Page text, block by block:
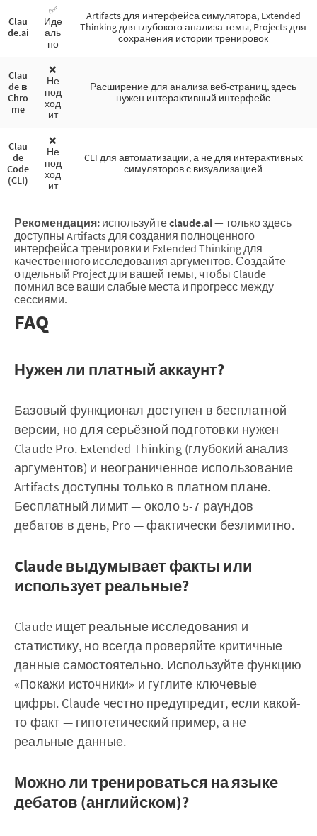
Clau
de.ai
✅
Иде
аль
но
Artifacts для интерфейса симулятора, Extended
Thinking для глубокого анализа темы, Projects для
сохранения истории тренировок
Clau
de в
Chro
me
❌
Не
под
ход
ит
Расширение для анализа веб-страниц, здесь
нужен интерактивный интерфейс
Clau
de
Code
(CLI)
❌
Не
под
ход
ит
CLI для автоматизации, а не для интерактивных
симуляторов с визуализацией
Рекомендация: используйтеclaude.ai — только здесь
доступны Artifacts для создания полноценного
интерфейса тренировки и Extended Thinking для
качественного исследования аргументов. Создайте
отдельный Project для вашей темы, чтобы Claude
помнил все ваши слабые места и прогресс между
сессиями.
FAQ
Нужен ли платный аккаунт?
Базовый функционал доступен в бесплатной
версии, но для серьёзной подготовки нужен
Claude Pro. Extended Thinking (глубокий анализ
аргументов) и неограниченное использование
Artifacts доступны только в платном плане.
Бесплатный лимит — около 5-7 раундов
дебатов в день, Pro — фактически безлимитно.
Claude выдумывает факты или
использует реальные?
Claude ищет реальные исследования и
статистику, но всегда проверяйте критичные
данные самостоятельно. Используйте функцию
«Покажи источники» и гуглите ключевые
цифры. Claude честно предупредит, если какой-
то факт — гипотетический пример, а не
реальные данные.
Можно ли тренироваться на языке
дебатов (английском)?